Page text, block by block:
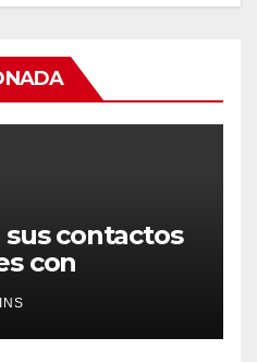
sus contactos
con
socio
agenda de